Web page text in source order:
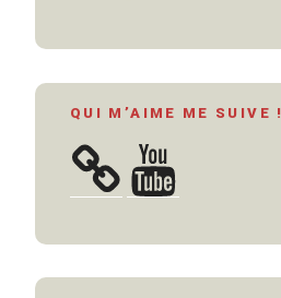
QUI M’AIME ME SUIVE !
YouTube